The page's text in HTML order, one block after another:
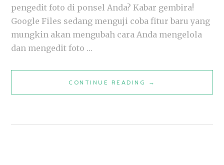
pengedit foto di ponsel Anda? Kabar gembira!
Google Files sedang menguji coba fitur baru yang
mungkin akan mengubah cara Anda mengelola
dan mengedit foto …
CONTINUE READING
GOOGLE
FILES
→